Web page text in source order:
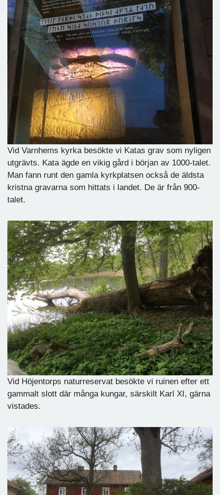
Vid Varnhems kyrka besökte vi Katas grav som nyligen
utgrävts. Kata ägde en vikig gård i början av 1000-talet.
Man fann runt den gamla kyrkplatsen också de äldsta
kristna gravarna som hittats i landet. De är från 900-
talet.
Vid Höjentorps naturreservat besökte vi ruinen efter ett
gammalt slott där många kungar, särskilt Karl XI, gärna
vistades.